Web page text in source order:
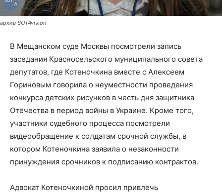
архив SOTAvision
В Мещанском суде Москвы посмотрели запись
заседания Красносельского муниципального совета
депутатов, где Котеночкина вместе с Алексеем
Гориновым говорила о неуместности проведения
конкурса детских рисунков в честь дня защитника
Отечества в период войны в Украине. Кроме того,
участники судебного процесса посмотрели
видеообращение к солдатам срочной службы, в
котором Котеночкина заявила о незаконности
принуждения срочников к подписанию контрактов.
Адвокат Котеночкиной просил привлечь